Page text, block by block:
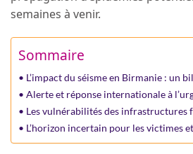
semaines à venir.
Sommaire
L’impact du séisme en Birmanie : un
Alerte et réponse internationale à
Les vulnérabilités des infrastructures
L’horizon incertain pour les victimes